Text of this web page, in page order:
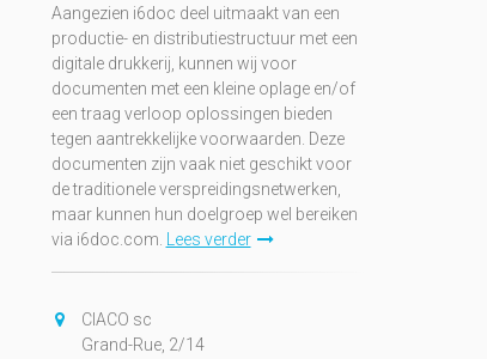
Aangezien i6doc deel uitmaakt van een
productie- en distributiestructuur met een
digitale drukkerij, kunnen wij voor
documenten met een kleine oplage en/of
een traag verloop oplossingen bieden
tegen aantrekkelijke voorwaarden. Deze
documenten zijn vaak niet geschikt voor
de traditionele verspreidingsnetwerken,
maar kunnen hun doelgroep wel bereiken
via i6doc.com.
Lees verder
CIACO sc
Grand-Rue, 2/14